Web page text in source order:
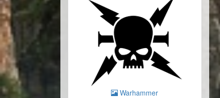
Warhammer